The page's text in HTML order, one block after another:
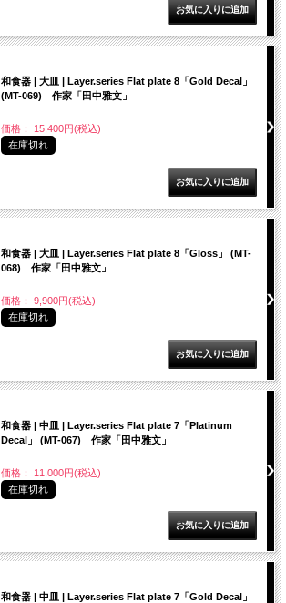
和食器 | 大皿 | Layer.series Flat plate 8「Gold Decal」
(MT-069) 作家「田中雅文」
価格： 15,400円(税込)
在庫切れ
和食器 | 大皿 | Layer.series Flat plate 8「Gloss」 (MT-
068) 作家「田中雅文」
価格： 9,900円(税込)
在庫切れ
和食器 | 中皿 | Layer.series Flat plate 7「Platinum
Decal」 (MT-067) 作家「田中雅文」
価格： 11,000円(税込)
在庫切れ
和食器 | 中皿 | Layer.series Flat plate 7「Gold Decal」